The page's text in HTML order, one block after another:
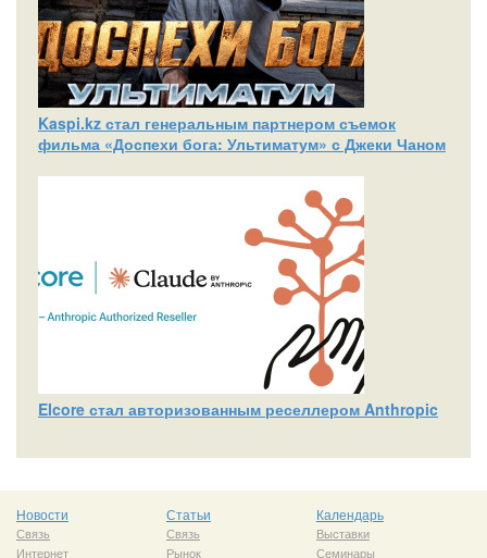
Kaspi.kz стал генеральным партнером съемок
фильма «Доспехи бога: Ультиматум» с Джеки Чаном
Elcore стал авторизованным реселлером Anthropic
Новости
Связь
Интернет
Статьи
Связь
Рынок
Календарь
Выставки
Семинары